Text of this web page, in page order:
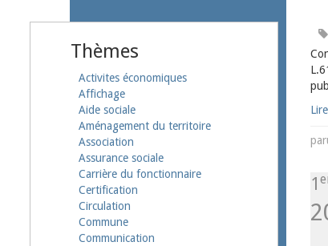
Thèmes
Activites économiques
Affichage
Aide sociale
Aménagement du territoire
Association
Assurance sociale
Carrière du fonctionnaire
Certification
Circulation
Commune
Communication
1